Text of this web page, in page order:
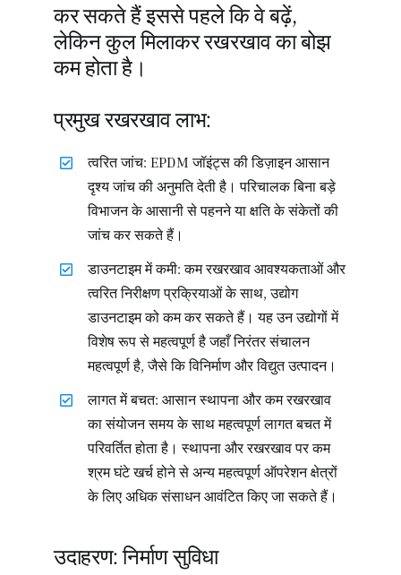
कर सकते हैं इससे पहले कि वे बढ़ें,
लेकिन कुल मिलाकर रखरखाव का बोझ
कम होता है।
प्रमुख रखरखाव लाभ:
त्वरित जांच: EPDM जॉइंट्स की डिज़ाइन आसान
दृश्य जांच की अनुमति देती है। परिचालक बिना बड़े
विभाजन के आसानी से पहनने या क्षति के संकेतों की
जांच कर सकते हैं।
डाउनटाइम में कमी: कम रखरखाव आवश्यकताओं और
त्वरित निरीक्षण प्रक्रियाओं के साथ, उद्योग
डाउनटाइम को कम कर सकते हैं। यह उन उद्योगों में
विशेष रूप से महत्वपूर्ण है जहाँ निरंतर संचालन
महत्वपूर्ण है, जैसे कि विनिर्माण और विद्युत उत्पादन।
लागत में बचत: आसान स्थापना और कम रखरखाव
का संयोजन समय के साथ महत्वपूर्ण लागत बचत में
परिवर्तित होता है। स्थापना और रखरखाव पर कम
श्रम घंटे खर्च होने से अन्य महत्वपूर्ण ऑपरेशन क्षेत्रों
के लिए अधिक संसाधन आवंटित किए जा सकते हैं।
उदाहरण: निर्माण सुविधा